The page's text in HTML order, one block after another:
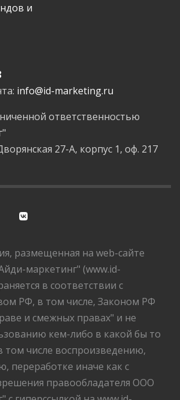
и
info@id-marketing.ru
ответственностью
27-А, корпус 1, оф. 217
размещенная на web-сайте
маркетинг" (www.id-
в соответствии с
РФ, в том числе, Законом РФ
и смежных правах" и не
кем-либо в какой бы то
том числе воспроизведению,
переработке иначе как с
правообладателя ООО